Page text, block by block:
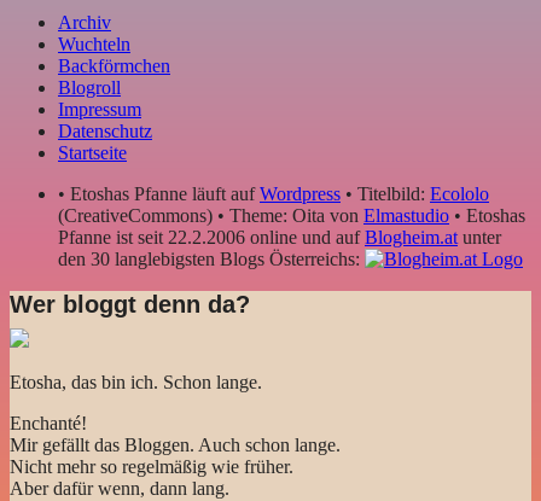
Archiv
Wuchteln
Backförmchen
Blogroll
Impressum
Datenschutz
Startseite
• Etoshas Pfanne läuft aufWordpress • Titelbild: Ecololo
(CreativeCommons) • Theme: Oita von Elmastudio • Etoshas
Pfanne ist seit 22.2.2006 online und aufBlogheim.atunter
den 30 langlebigsten Blogs Österreichs:
Wer bloggt denn da?
Etosha, das bin ich. Schon lange.
Enchanté!
Mir gefällt das Bloggen. Auch schon lange.
Nicht mehr so regelmäßig wie früher.
Aber dafür wenn, dann lang.